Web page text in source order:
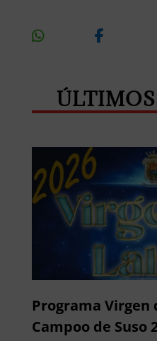
Programa Virgen
Campoo de Suso